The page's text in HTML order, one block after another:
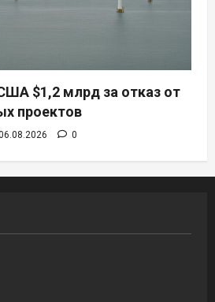
$1,2 млрд за отказ от
проектов
0